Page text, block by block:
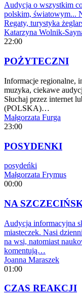
Audycja o wszystkim
polskim, światowym...
Regaty, turystyka
Katarzyna Wolnik-
22:00
POŻYTECZNI
Informacje regionalne,
muzyka, ciekawe
Słuchaj przez internet
(POLSKA)…
Małgorzata Furga
23:00
POSYDENKI
posydeńki
Małgorzata Frymus
00:00
NA
Audycja informacyjna
miasteczek. Nasi
na wsi, natomiast
komentują…
Joanna Maraszek
01:00
CZAS REAKCJI